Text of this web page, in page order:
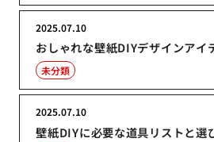
おしゃれな壁紙DIYデザインアイ
2025.07.10
未分類
壁紙DIYに必要な道具リストと選
2025.07.10